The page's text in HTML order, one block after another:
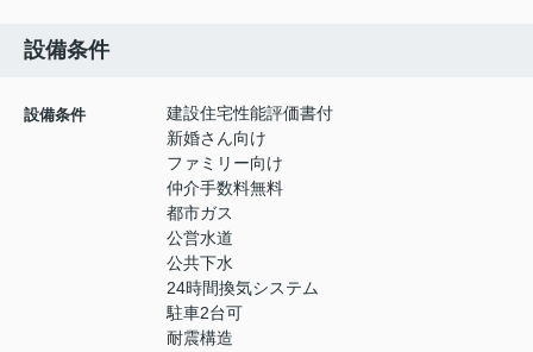
設備条件
設備条件
建設住宅性能評価書付
新婚さん向け
ファミリー向け
仲介手数料無料
都市ガス
公営水道
公共下水
24時間換気システム
駐車2台可
耐震構造